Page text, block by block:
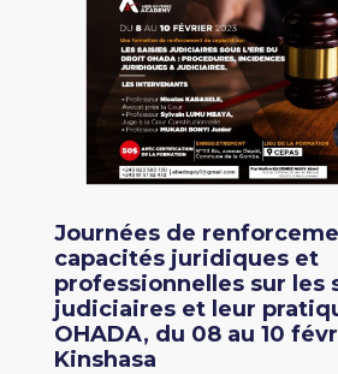
Journées de
capacités juridiques et
professionnelles sur les
judiciaires et leur
OHADA, du 08 au 10
Kinshasa